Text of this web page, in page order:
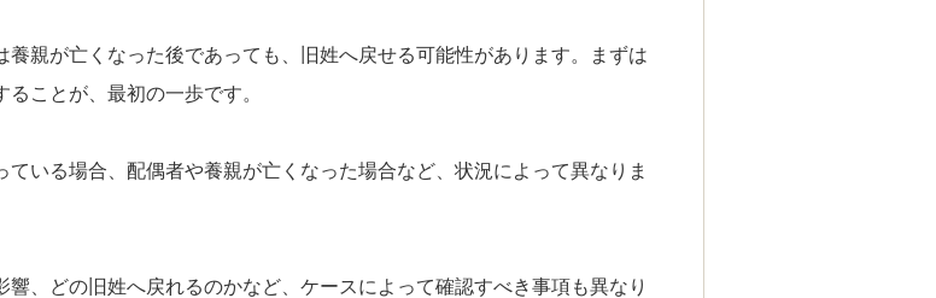
親が亡くなった後であっても、旧姓へ戻せる可能性があります。まずは
ことが、最初の一歩です。
ている場合、配偶者や養親が亡くなった場合など、状況によって異なりま
、どの旧姓へ戻れるのかなど、ケースによって確認すべき事項も異なり